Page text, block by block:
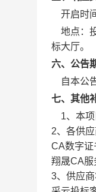
开启时间
地点：
标大厅。
六、公告
自本公
七、其他
1、本
2、各供
CA数字证
翔晟CA服
3、供应